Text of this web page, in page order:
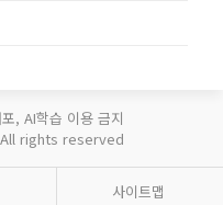
, AI학습 이용 금지
rights reserved
사이트맵